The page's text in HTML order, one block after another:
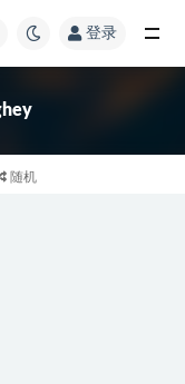
登录
随机